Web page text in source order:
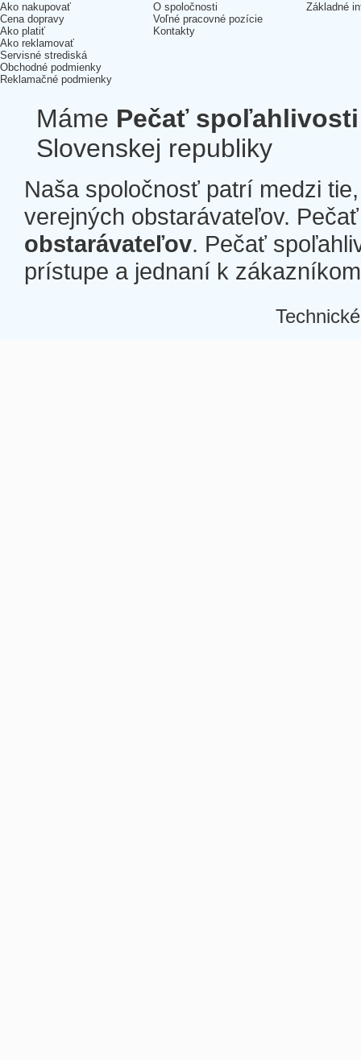
Ako nakupovať
Cena dopravy
Ako platiť
Ako reklamovať
Servisné strediská
Obchodné podmienky
Reklamačné podmienky
O spoločnosti
Voľné pracovné pozície
Kontakty
Základné
Máme Pečať spoľahlivosti
Slovenskej republiky
Naša spoločnosť patrí medzi
verejných obstarávateľov.
obstarávateľov. Pečať
prístupe a jednaní k